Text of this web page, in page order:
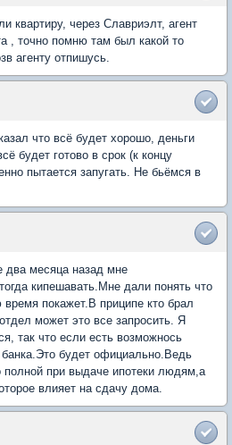
квартиру, через Славриэлт, агент
, точно помню там был какой то
агенту отпишусь.
что всё будет хорошо, деньги
будет готово в срок (к концу
пытается запугать. Не бьёмся в
два месяца назад мне
кипешавать.Мне дали понять что
покажет.В приципе кто брал
может это все запросить. Я
так что если есть возможнось
банка.Это будет официально.Ведь
полной при выдаче ипотеки людям,а
влияет на сдачу дома.